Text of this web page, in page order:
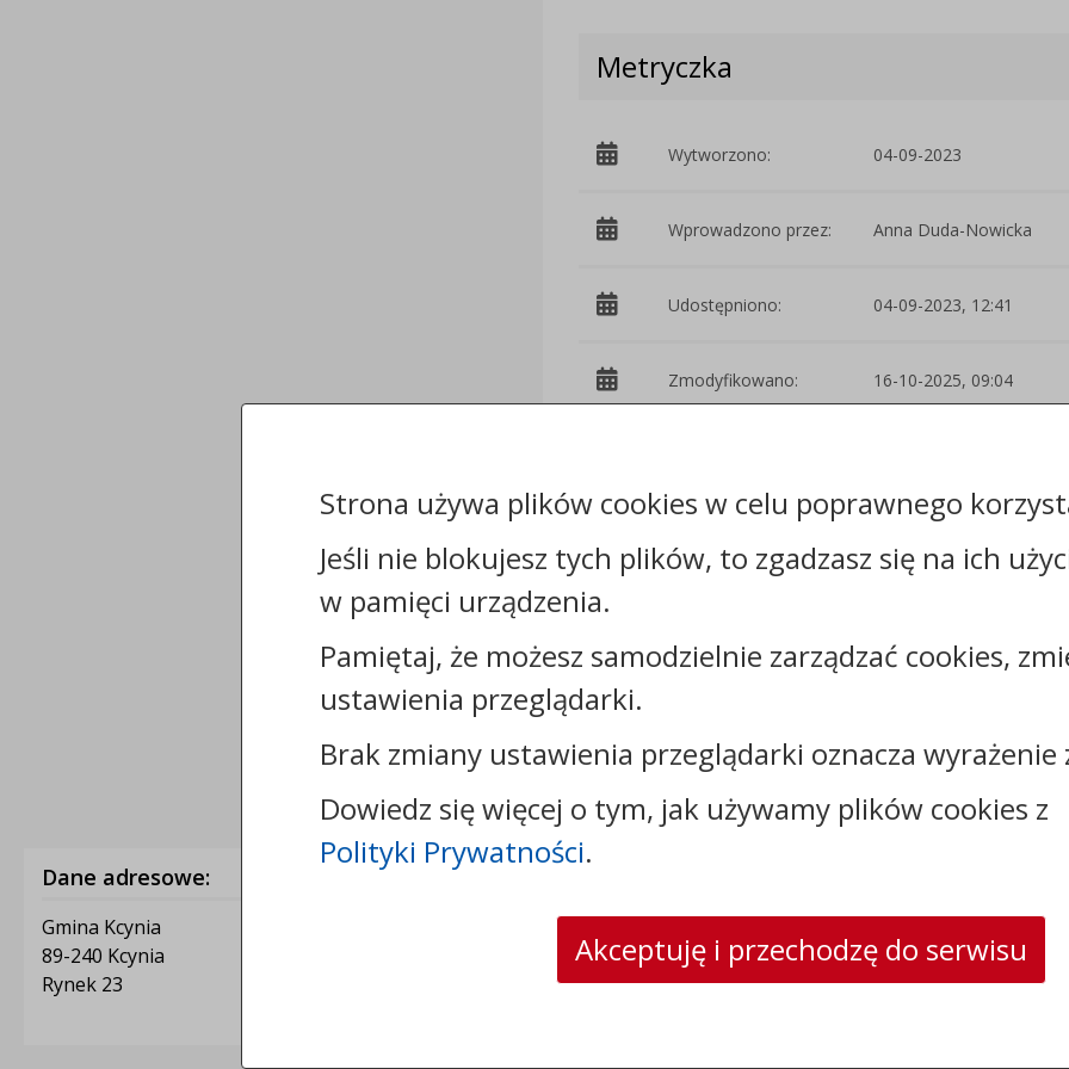
Metryczka
Wytworzono: 04-09-2023
Wprowadzono przez: Anna Duda-Nowicka
Udostępniono: 04-09-2023, 12:41
Zmodyfikowano: 16-10-2025, 09:04
udostępniający:
Urząd Miejski w Kcyni
Załączniki
Rejestr zmian
Dane adresowe:
Gmina Kcynia
89-240 Kcynia
Rynek 23
e-mail:urzad@kcynia.pl
skrytka ePUAP: /umkcynia/skrytka
Strona używa plików cookies w celu poprawnego
Jeśli nie blokujesz tych plików, to zgadzasz się na ich
w pamięci urządzenia.
Pamiętaj, że możesz samodzielnie zarządzać cookies,
ustawienia przeglądarki.
Brak zmiany ustawienia przeglądarki oznacza wyrażenie
Dowiedz się więcej o tym, jak używamy plików cookies z
Polityki Prywatności.
Akceptuję i przechodzę do serwisu